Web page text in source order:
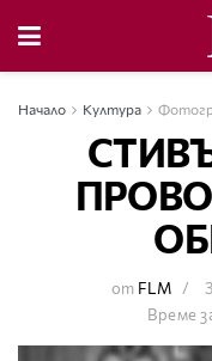
Начало Култура
от FLM
Време